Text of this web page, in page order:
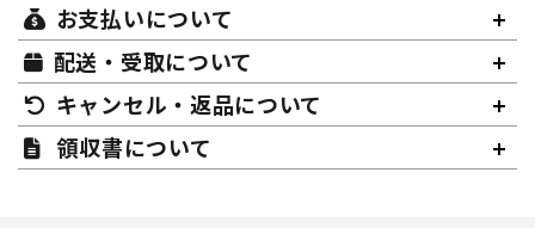
お支払いについて
配送・受取について
キャンセル・返品について
領収書について